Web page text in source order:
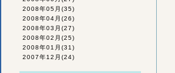
2008年05月 (35)
2008年04月 (26)
2008年03月 (27)
2008年02月 (25)
2008年01月 (31)
2007年12月 (24)